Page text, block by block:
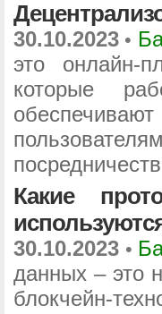
30.10.2023 •
это онлайн-
которые
Какие
30.10.2023 •
данных – это
блокчейн-